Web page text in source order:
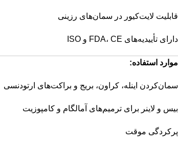
قابلیت لایت‌کیور در سمان‌های رزینی
دارای تأییدیه‌های FDA، CE و ISO
موارد استفاده:
سمان‌کردن اینله، کراون، بریج و براکت‌های ارتودنسی
بیس و لاینر برای ترمیم‌های آمالگام و کامپوزیت
پرکردگی موقت